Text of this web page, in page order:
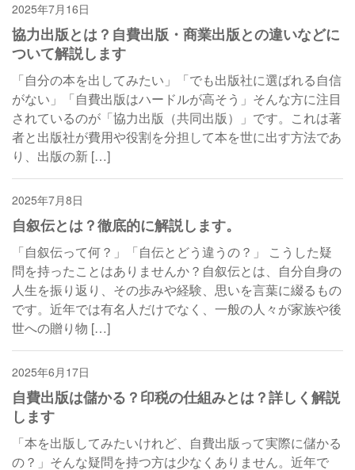
2025年7月16日
協力出版とは？自費出版・商業出版との違いなどに
ついて解説します
「自分の本を出してみたい」「でも出版社に選ばれる自信
がない」「自費出版はハードルが高そう」そんな方に注目
されているのが「協力出版（共同出版）」です。これは著
者と出版社が費用や役割を分担して本を世に出す方法であ
り、出版の新 […]
2025年7月8日
自叙伝とは？徹底的に解説します。
「自叙伝って何？」「自伝とどう違うの？」 こうした疑
問を持ったことはありませんか？自叙伝とは、自分自身の
人生を振り返り、その歩みや経験、思いを言葉に綴るもの
です。近年では有名人だけでなく、一般の人々が家族や後
世への贈り物 […]
2025年6月17日
自費出版は儲かる？印税の仕組みとは？詳しく解説
します
「本を出版してみたいけれど、自費出版って実際に儲かる
の？」そんな疑問を持つ方は少なくありません。近年で